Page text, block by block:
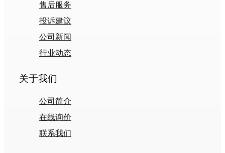
售后服务
投诉建议
公司新闻
行业动态
关于我们
公司简介
在线询价
联系我们